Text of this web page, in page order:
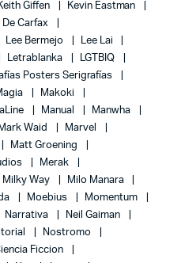
Giffen
Kevin Eastman
De Carfax
Lee Bermejo
Lee Lai
Letrablanka
LGTBIQ
Posters Serigrafías
Makoki
Manual
Manwha
Mark Waid
Marvel
Matt Groening
Merak
Milky Way
Milo Manara
Moebius
Momentum
Narrativa
Neil Gaiman
Nostromo
Ficcion